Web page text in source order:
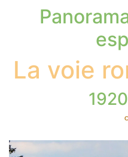
La voie